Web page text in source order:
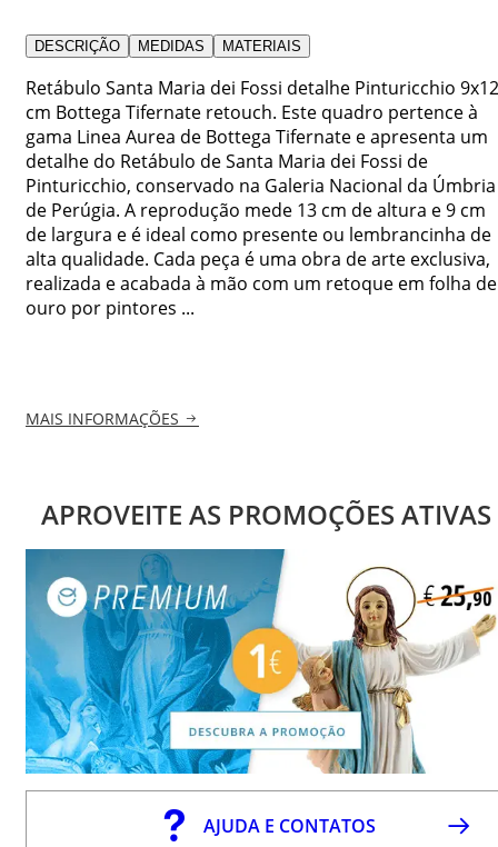
DESCRIÇÃO MEDIDAS MATERIAIS
Retábulo Santa Maria dei Fossi detalhe Pinturicchio 9x12
cm Bottega Tifernate retouch. Este quadro pertence à
gama Linea Aurea de Bottega Tifernate e apresenta um
detalhe do Retábulo de Santa Maria dei Fossi de
Pinturicchio, conservado na Galeria Nacional da Úmbria
de Perúgia. A reprodução mede 13 cm de altura e 9 cm
de largura e é ideal como presente ou lembrancinha de
alta qualidade. Cada peça é uma obra de arte exclusiva,
realizada e acabada à mão com um retoque em folha de
ouro por pintores ...
MAIS INFORMAÇÕES
APROVEITE AS PROMOÇÕES ATIVAS
AJUDA E CONTATOS